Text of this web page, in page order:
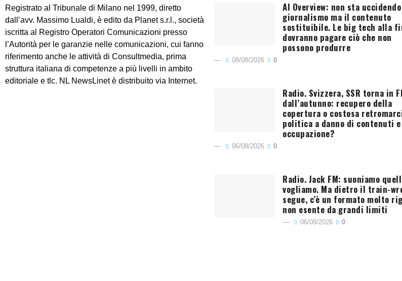
Registrato al Tribunale di Milano nel 1999, diretto
dall’avv. Massimo Lualdi, è edito da Planet s.r.l., società
iscritta al Registro Operatori Comunicazioni presso
l’Autorità per le garanzie nelle comunicazioni, cui fanno
riferimento anche le attività di Consultmedia, prima
struttura italiana di competenze a più livelli in ambito
editoriale e tlc. NL NewsLinet è distribuito via Internet.
AI Overview: non sta
giornalismo ma il contenuto
sostituibile. Le big tech alla
dovranno pagare ciò che non
possono produrre
08/08/2026 0
Radio. Svizzera, SSR torna in
dall’autunno: recupero della
copertura o costosa
politica a danno di contenuti e
occupazione?
06/08/2026 0
Radio. Jack FM: suoniamo
vogliamo. Ma dietro il train-
segue, c’è un formato molto
non esente da grandi limiti
06/08/2026 0